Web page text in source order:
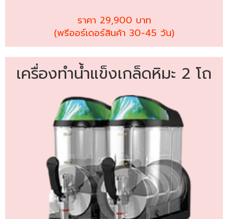
ราคา 29,900 บาท
(พรีออร์เดอร์สินค้า 30-45 วัน)
เครื่องทำน้ำแข็งเกล็ดหิมะ 2 โถ